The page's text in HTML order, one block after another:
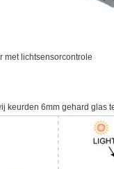
met lichtsensorcontrole
keurden 6mm gehard glas